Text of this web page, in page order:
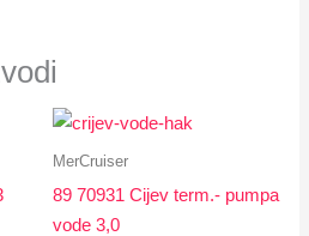
MerCruiser
89 70931 Cijev term.- pumpa
vode 3,0